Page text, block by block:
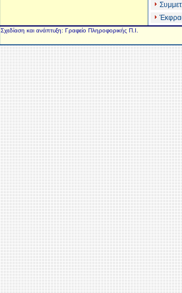
Σχεδίαση και ανάπτυξη: Γραφείο Πληροφορικής Π.Ι.